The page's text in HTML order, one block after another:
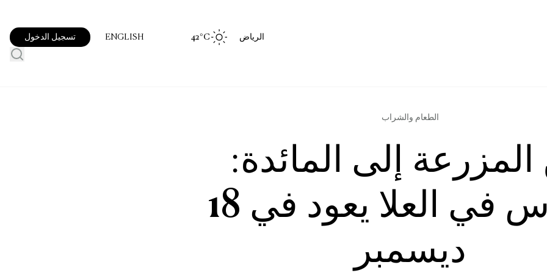
الرياض 42 °C
ENGLISH تسجيل الدخول
الطعام والشراب
إلى المائدة:
دوكاس في العلا يعود في 18
ديسمبر